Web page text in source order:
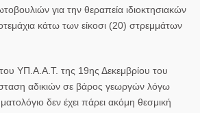
για την θεραπεία ιδιοκτησιακών
κάτω των είκοσι (20) στρεμμάτων
ΥΠ.Α.Α.Τ. της 19ης Δεκεμβρίου του
αδικιών σε βάρος γεωργών λόγω
δεν έχει πάρει ακόμη θεσμική